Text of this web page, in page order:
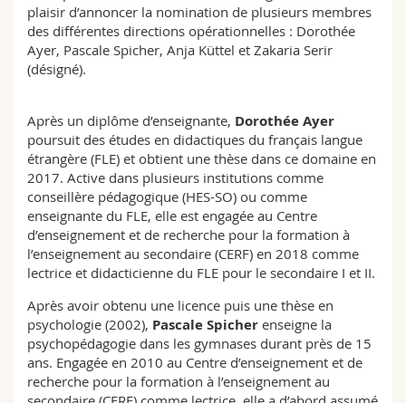
Sciences et médecine
Interfacultaire
Collaborateurs
Doctorants
Webmail
Programme des cours
MyUnifr
plaisir d’annoncer la nomination de plusieurs membres
des différentes directions opérationnelles : Dorothée
Ayer, Pascale Spicher, Anja Küttel et Zakaria Serir
(désigné).
Après un diplôme d’enseignante, Dorothée Ayer
poursuit des études en didactiques du français langue
étrangère (FLE) et obtient une thèse dans ce domaine en
2017. Active dans plusieurs institutions comme
conseillère pédagogique (HES-SO) ou comme
enseignante du FLE, elle est engagée au Centre
d’enseignement et de recherche pour la formation à
l’enseignement au secondaire (CERF) en 2018 comme
lectrice et didacticienne du FLE pour le secondaire I et II.
Après avoir obtenu une licence puis une thèse en
psychologie (2002), Pascale Spicher enseigne la
psychopédagogie dans les gymnases durant près de 15
ans. Engagée en 2010 au Centre d’enseignement et de
recherche pour la formation à l’enseignement au